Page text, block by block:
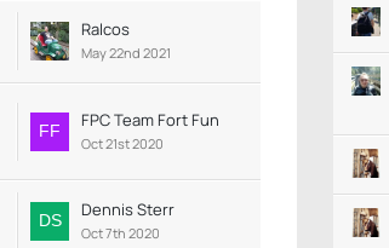
Ralcos
May 22nd 2021
FPC Team Fort Fun
Oct 21st 2020
Dennis Sterr
Oct 7th 2020